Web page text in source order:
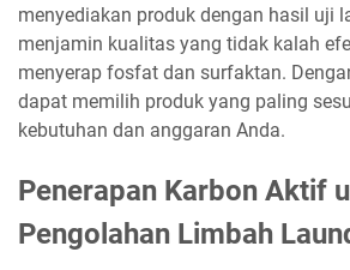
menyediakan produk dengan hasil uji
menjamin kualitas yang tidak kalah
menyerap fosfat dan surfaktan.
dapat memilih produk yang paling
kebutuhan dan anggaran Anda.
Penerapan Karbon Aktif
Pengolahan Limbah